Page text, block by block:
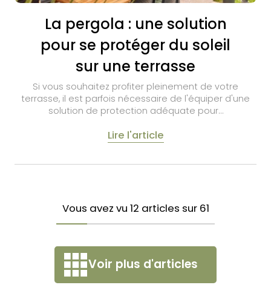
La pergola : une solution
pour se protéger du soleil
sur une terrasse
Si vous souhaitez profiter pleinement de votre
terrasse, il est parfois nécessaire de l'équiper d'une
solution de protection adéquate pour…
Lire l'article
Vous avez vu 12 articles sur 61
Voir plus d'articles